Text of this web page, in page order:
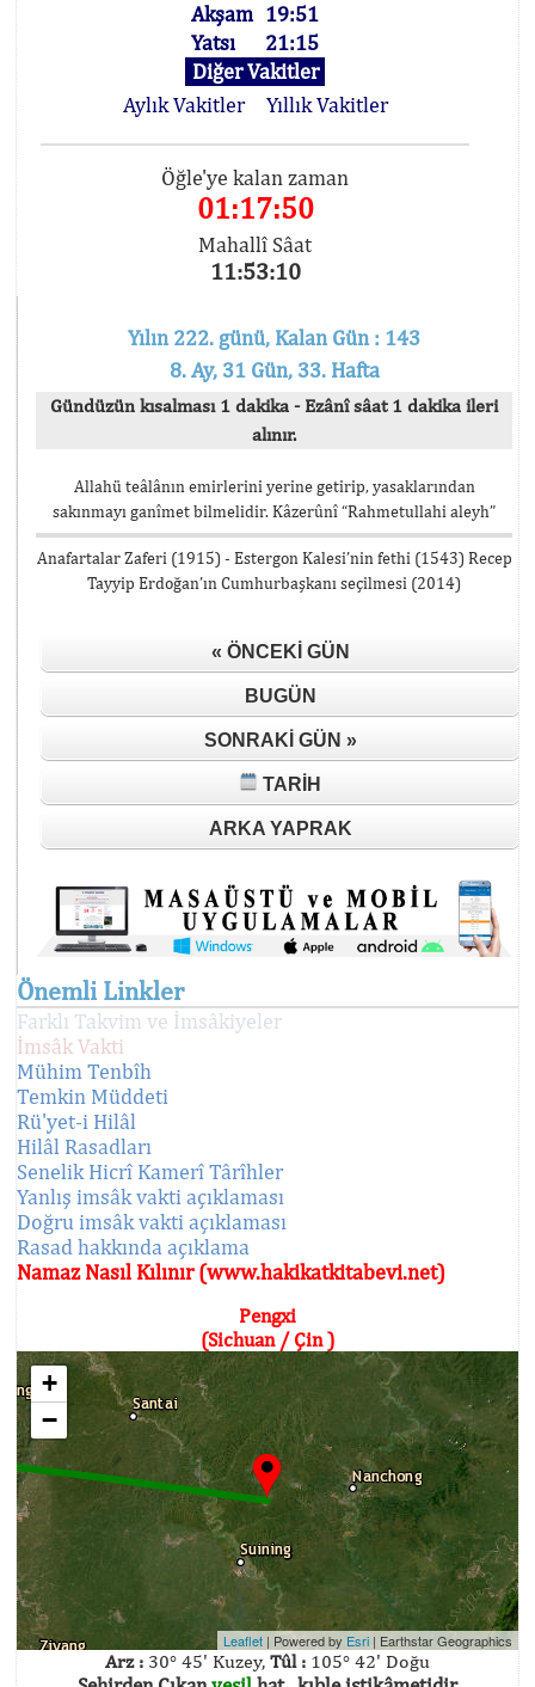
Akşam 19:51
Yatsı
21:15
Diğer Vakitler
Aylık Vakitler
Yıllık Vakitler
Öğle'ye kalan zaman
01:17:50
Mahallî Sâat
11:53:10
Yılın 222. günü, Kalan Gün : 143
8. Ay, 31 Gün, 33. Hafta
Gündüzün kısalması 1 dakika - Ezânî sâat 1 dakika ileri
alınır.
Allahü teâlânın emirlerini yerine getirip, yasaklarından
sakınmayı ganîmet bilmelidir. Kâzerûnî “Rahmetullahi aleyh”
Anafartalar Zaferi (1915) - Estergon Kalesi’nin fethi (1543) Recep
Tayyip Erdoğan’ın Cumhurbaşkanı seçilmesi (2014)
« ÖNCEKI GÜN
BUGÜN
SONRAKI GÜN »
TARIH
ARKA YAPRAK
Önemli Linkler
Farklı Takvim ve İmsâkiyeler
İmsâk Vakti
Mühim Tenbîh
Temkin Müddeti
Rü'yet-i Hilâl
Hilâl Rasadları
Senelik Hicrî Kamerî Târîhler
Yanlış imsâk vakti açıklaması
Doğru imsâk vakti açıklaması
Rasad hakkında açıklama
Namaz Nasıl Kılınır (www.hakikatkitabevi.net)
Pengxi
(Sichuan / Çin )
+
−
Leaflet | Powered by Esri | Earthstar Geographics
Arz : 30° 45' Kuzey, Tûl : 105° 42' Doğu